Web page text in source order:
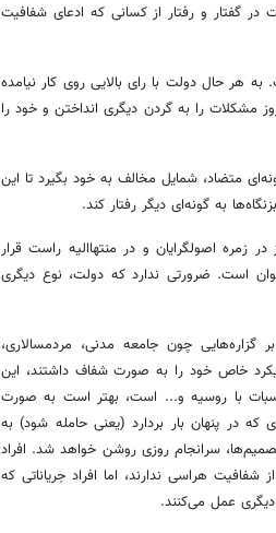
گفتار و رفتار از کسانی که ادعای شفافیت
هر حال دولت با رای بالایی روی کار نیامده
مشکلات را به گردن دیگری انداختن و خود را
متضاد، شمایل مخالف به خود بگیرد تا این
به گونه‌ای دیگر رفتار کند.
اصولگرایان و در منتهاالیه راست قرار
است. ضرورتی ندارد که دولت، نوع دیگری
چون جامعه مدنی، مردمسالاری،
خاص خود را به صورت شفاف داشتند، این
ارز 4200 تومانی، بهبود مناسبات با روسیه و... است، بهتر است به صورت
در پنهان بار بردارد (یعنی حامله شود) به
سرانجام روزی روشن خواهد شد. افراد
شفافیت هراسی ندارند، اما افراد جریاناتی که
عمل می‌کنند.